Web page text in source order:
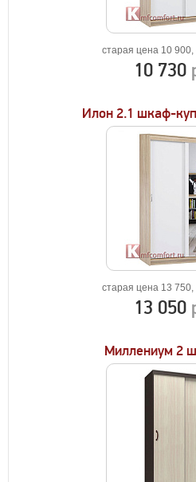
старая цена 10 900,
10 730
Илон 2.1 шкаф-
старая цена 13 750,
13 050
Миллениум 2